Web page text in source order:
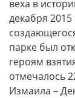
веха в
декабря 2015
парке был
героям
отмечалось
Измаила –